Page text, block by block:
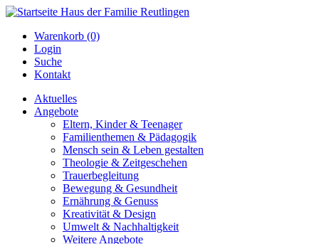
Warenkorb (0)
Login
Suche
Kontakt
Aktuelles
Angebote
Eltern, Kinder & Teenager
Familienthemen & Pädagogik
Mensch sein & Leben gestalten
Theologie & Zeitgeschehen
Trauerbegleitung
Bewegung & Gesundheit
Ernährung & Genuss
Kreativität & Design
Umwelt & Nachhaltigkeit
Weitere Angebote